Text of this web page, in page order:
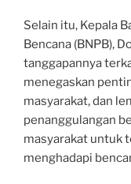
Selain itu, Kepala
Bencana (BNPB),
tanggapannya
menegaskan
masyarakat, dan
penanggulangan
masyarakat untuk
menghadapi